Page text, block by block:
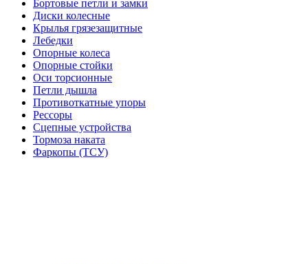
Бортовые петли и замки
Диски колесные
Крылья грязезащитные
Лебедки
Опорные колеса
Опорные стойки
Оси торсионные
Петли дышла
Противоткатные упоры
Рессоры
Сцепные устройства
Тормоза наката
Фаркопы (ТСУ)